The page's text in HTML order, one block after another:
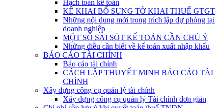
Hạch toán kế toán
KÊ KHAI BỔ SUNG TỜ KHAI THUẾ GTGT
Những nội dung mới trong trích lập dự phòng tại
doanh nghiệp
MỘT SỐ SAI SÓT KẾ TOÁN CẦN CHÚ Ý
Những điều cần biết về kế toán xuất nhập khẩu
BÁO CÁO TÀI CHÍNH
Báo cáo tài chính
CÁCH LẬP THUYẾT MINH BÁO CÁO TÀI
CHÍNH
Xây dựng công cụ quản lý tài chính
Xây dựng công cụ quản lý Tài chính đơn giản